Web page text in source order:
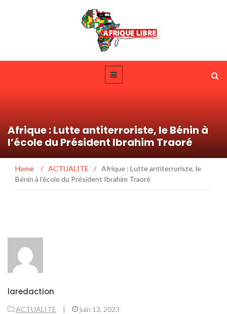
Afrique : Lutte antiterroriste, le Bénin à
l’école du Président Ibrahim Traoré
Home / ACTUALITE / Afrique : Lutte antiterroriste, le
Bénin à l’école du Président Ibrahim Traoré
laredaction
ACTUALITE | juin 13, 2023